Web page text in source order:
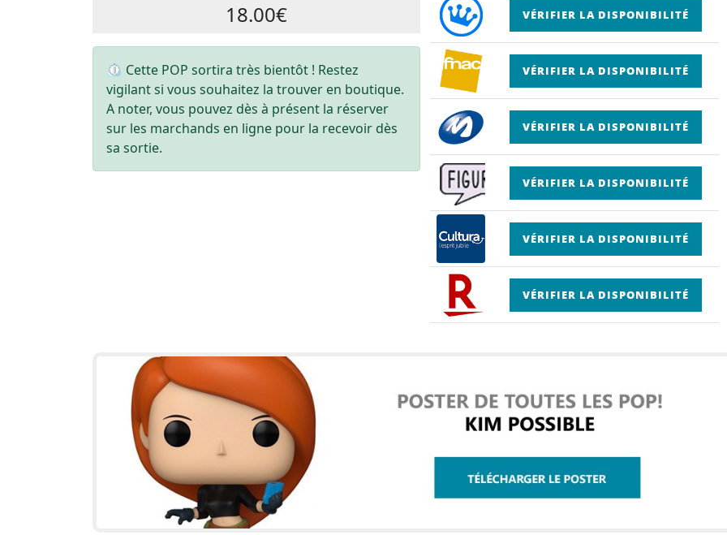
18.00€
⏲ Cette POP sortira très bientôt ! Restez
vigilant si vous souhaitez la trouver en boutique.
A noter, vous pouvez dès à présent la réserver
sur les marchands en ligne pour la recevoir dès
sa sortie.
VÉRIFIER LA DISPONIBILITÉ
VÉRIFIER LA DISPONIBILITÉ
VÉRIFIER LA DISPONIBILITÉ
VÉRIFIER LA DISPONIBILITÉ
VÉRIFIER LA DISPONIBILITÉ
VÉRIFIER LA DISPONIBILITÉ